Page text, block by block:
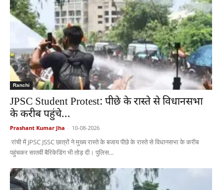
Ranchi
JPSC Student Protest: पीछे के रास्ते से विधानसभा
के करीब पहुंचे...
Prashant Kumar Jha - 10-08-2026
रांची में JPSC JSSC छात्रों ने मुख्य रास्ते के बजाय पीछे के रास्ते से विधानसभा के करीब
पहुंचकर सातवीं बैरिकेडिंग भी तोड़ दी। पुलिस...